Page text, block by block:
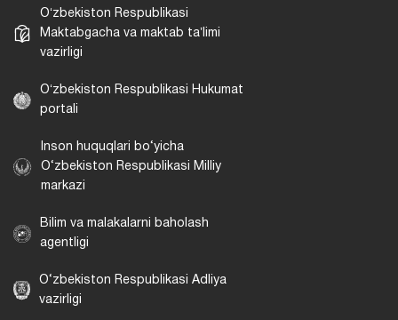
Oʻzbekiston Respublikasi
Maktabgacha va maktab taʼlimi
vazirligi
Oʻzbekiston Respublikasi Hukumat
portali
Inson huquqlari bo‘yicha
O‘zbekiston Respublikasi Milliy
markazi
Bilim va malakalarni baholash
agentligi
O‘zbekiston Respublikasi Adliya
vazirligi